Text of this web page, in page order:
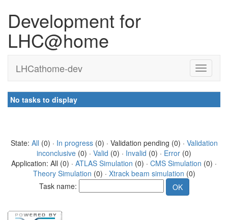
Development for
LHC@home
LHCathome-dev
No tasks to display
State: All (0) · In progress(0) · Validation pending (0) · Validation
inconclusive (0) · Valid (0) · Invalid (0) · Error (0)
Application: All (0) · ATLAS Simulation (0) · CMS Simulation (0) ·
Theory Simulation (0) · Xtrack beam simulation (0)
Task name: